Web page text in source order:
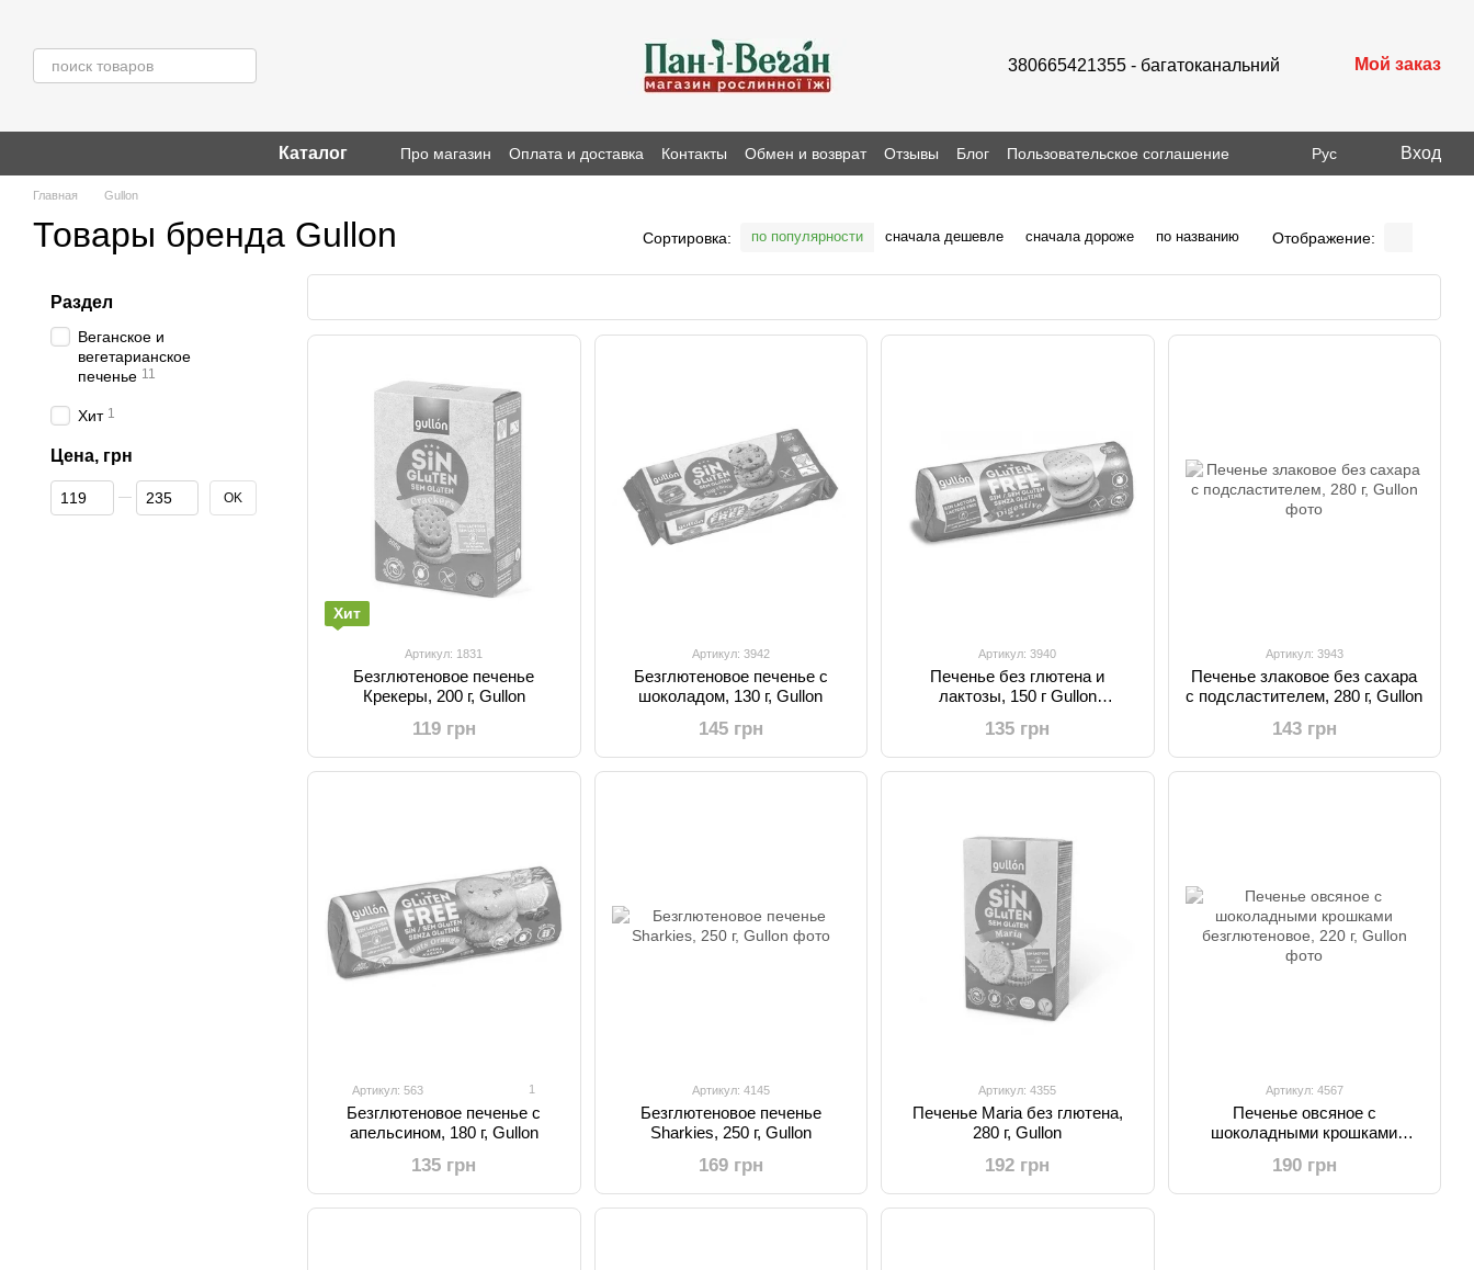
380665421355 - багатоканальний Мой заказ
Каталог Про магазин Оплата и доставка Контакты Обмен и возврат Отзывы Блог Пользовательское соглашение Рус Вход
Главная Gullon
Товары бренда Gullon Сортировка: по популярности сначала дешевле сначала дороже по названию Отображение:
Хит
Артикул: 1831
Безглютеновое печенье
Крекеры, 200 г, Gullon
119 грн
Артикул: 3942
Безглютеновое печенье с
шоколадом, 130 г, Gullon
145 грн
Артикул: 3940
Печенье без глютена и
лактозы, 150 г Gullon
135 грн
Артикул: 3943
Печенье злаковое без сахара
с подсластителем, 280 г, Gullon
143 грн
Артикул: 563 1
Безглютеновое печенье с
апельсином, 180 г, Gullon
135 грн
Артикул: 4145
Безглютеновое печенье
Sharkies, 250 г, Gullon
169 грн
Артикул: 4355
Печенье Maria без глютена,
280 г, Gullon
192 грн
Артикул: 4567
Печенье овсяное с
шоколадными крошками
190 грн
Раздел
Веганское и
вегетарианское
печенье 11
Хит 1
Цена, грн
От Цена, грн
До Цена, грн OK